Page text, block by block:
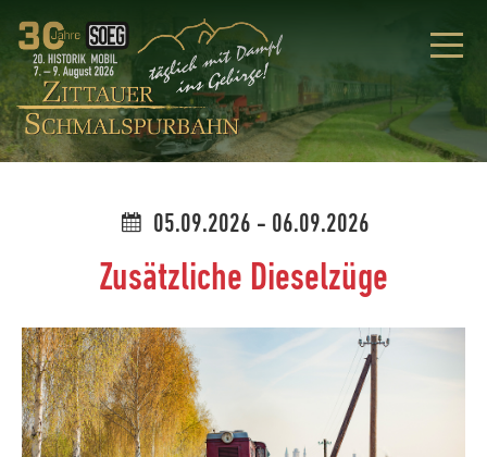
05.09.2026 - 06.09.2026
Zusätzliche Dieselzüge